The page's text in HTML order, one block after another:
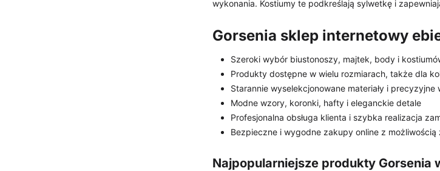
wykonania. Kostiumy te podkreślają sylwetkę i
Gorsenia sklep internetowy
Szeroki wybór biustonoszy, majtek, body i
Produkty dostępne w wielu rozmiarach, także dla
Starannie wyselekcjonowane materiały i precyzyjne
Modne wzory, koronki, hafty i eleganckie detale
Profesjonalna obsługa klienta i szybka realizacja
Bezpieczne i wygodne zakupy online z możliwością
Najpopularniejsze produkty Gorsenia